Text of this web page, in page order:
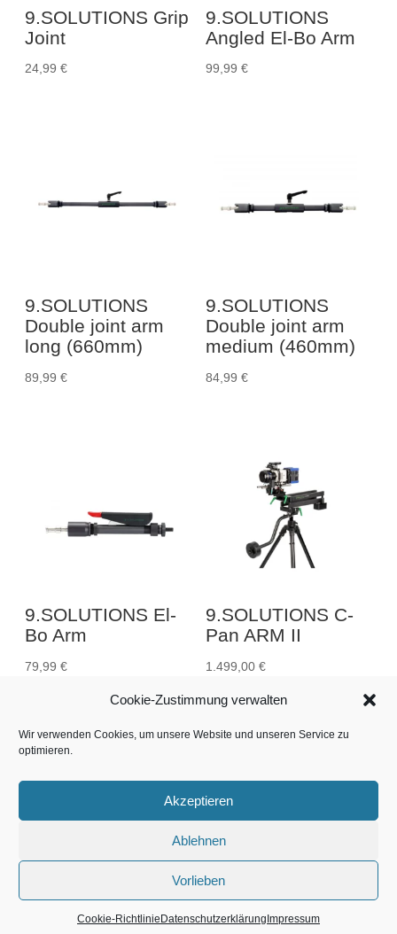
Cookie-Zustimmung verwalten
Wir verwenden Cookies, um unsere Website und unseren Service zu
optimieren.
Akzeptieren
Ablehnen
Vorlieben
Cookie-Richtlinie Datenschutzerklärung Impressum
9.SOLUTIONS Grip
Joint
24,99€
9.SOLUTIONS
Angled El-Bo Arm
99,99 €
9.SOLUTIONS
Double joint arm
long (660mm)
89,99€
9.SOLUTIONS
Double joint arm
medium (460mm)
84,99 €
9.SOLUTIONS El-
Bo Arm
79,99€
9.SOLUTIONS C-
Pan ARM II
1.499,00 €
Impressum
AGB
Datenschutzerklärung
Cookie-Richtlinie (EU)
WHATS NEXT Marketing ©2026